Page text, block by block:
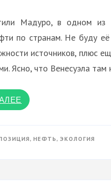
Мадуро, в одном из
по странам. Не буду её
источников, плюс
Ясно, что Венесуэла
, НЕФТЬ, ЭКОЛОГИЯ